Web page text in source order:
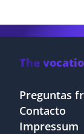
The
Preguntas
Contacto
Impressum